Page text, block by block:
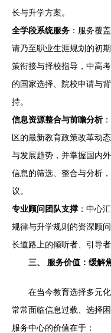
长与升学方案。
全学段系统服务 ：服务覆
请乃至职业生涯规划的初
策衔接与择校指导，中高
的国家选择、院校申请与
持。
信息资源整合与前瞻分析
区的最新教育政策改革动
与发展趋势，并掌握国内
信息的筛选、整合与分析
议。
专业顾问团队支撑 ：中心
规律与升学规则的资深顾
长道路上的倾听者、引导者
三、 服务价值：缓解
在当今教育选择多元
常常面临信息过载、选择
服务中心的价值在于：